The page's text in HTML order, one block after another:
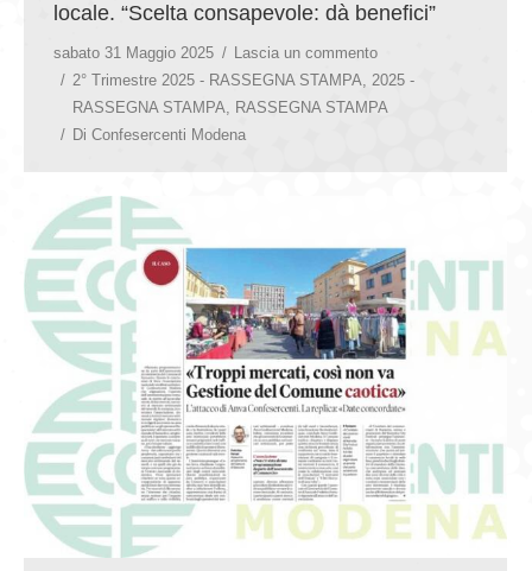
locale. “Scelta consapevole: dà benefici”
sabato 31 Maggio 2025
Lascia un commento
2° Trimestre 2025 - RASSEGNA STAMPA, 2025 -
RASSEGNA STAMPA, RASSEGNA STAMPA
Di Confesercenti Modena